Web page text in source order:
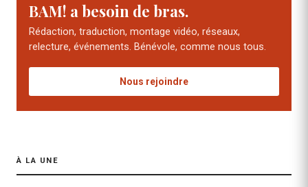
BAM! a besoin de bras.
Rédaction, traduction, montage vidéo, réseaux,
relecture, événements. Bénévole, comme nous tous.
Nous rejoindre
À LA UNE